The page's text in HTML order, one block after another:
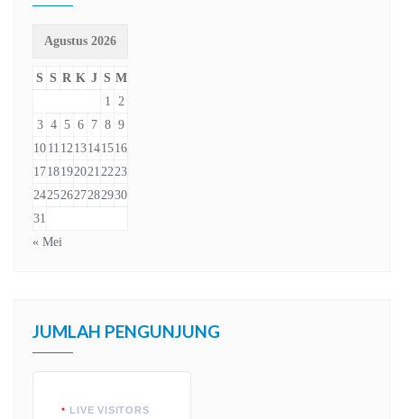
Agustus 2026
S S R K J S M
1 2
3 4 5 6 7 8 9
10 11 1213141516
17181920212223
24252627282930
31
« Mei
JUMLAH PENGUNJUNG
LIVE VISITORS